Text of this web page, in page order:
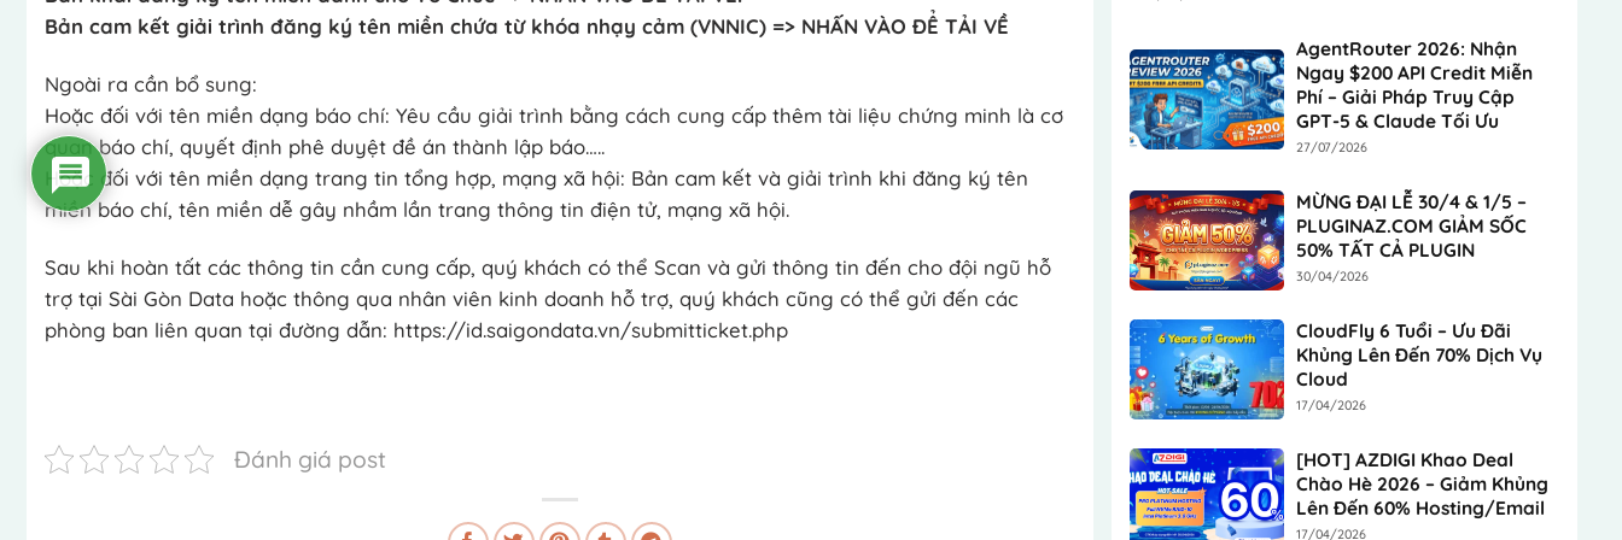
Bản cam kết giải trình đăng ký tên miền chứa từ khóa nhạy cảm (VNNIC) => NHẤN VÀO ĐỂ TẢI VỀ
Ngoài ra cần bổ sung:
Hoặc đối với tên miền dạng báo chí: Yêu cầu giải trình bằng cách cung cấp thêm tài liệu chứng minh là cơ
quan báo chí, quyết định phê duyệt đề án thành lập báo…..
Hoặc đối với tên miền dạng trang tin tổng hợp, mạng xã hội: Bản cam kết và giải trình khi đăng ký tên
miền báo chí, tên miền dễ gây nhầm lần trang thông tin điện tử, mạng xã hội.
Sau khi hoàn tất các thông tin cần cung cấp, quý khách có thể Scan và gửi thông tin đến cho đội ngũ hỗ
trợ tại Sài Gòn Data hoặc thông qua nhân viên kinh doanh hỗ trợ, quý khách cũng có thể gửi đến các
phòng ban liên quan tại đường dẫn: https://id.saigondata.vn/submitticket.php
Đánh giá post
AgentRouter 2026: Nhận
Ngay $200 API Credit Miễn
Phí – Giải Pháp Truy Cập
GPT-5 & Claude Tối Ưu
27/07/2026
MỪNG ĐẠI LỄ 30/4 & 1/5 –
PLUGINAZ.COM GIẢM SỐC
50% TẤT CẢ PLUGIN
30/04/2026
CloudFly 6 Tuổi – Ưu Đãi
Khủng Lên Đến 70% Dịch Vụ
Cloud
17/04/2026
[HOT] AZDIGI Khao Deal
Chào Hè 2026 – Giảm Khủng
Lên Đến 60% Hosting/Email
17/04/2026